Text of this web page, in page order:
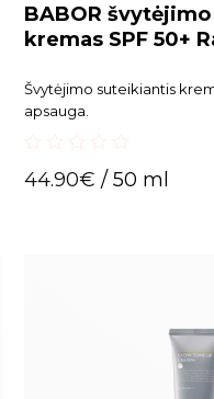
BABOR
kremas SPF 50+
Švytėjimo suteikiantis
apsauga.
out
44.90€ / 50 ml